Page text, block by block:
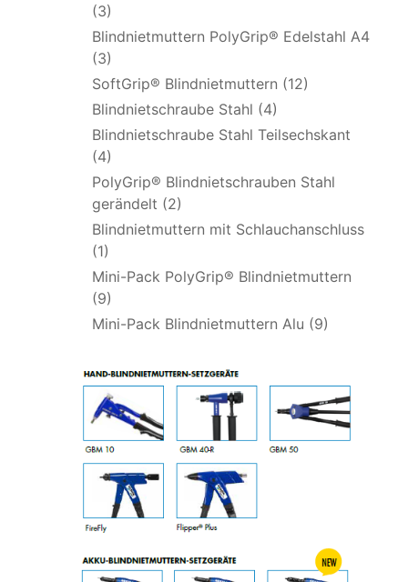
(3)
Blindnietmuttern PolyGrip® Edelstahl A4
(3)
SoftGrip® Blindnietmuttern (12)
Blindnietschraube Stahl (4)
Blindnietschraube Stahl Teilsechskant
(4)
PolyGrip® Blindnietschrauben Stahl
gerändelt (2)
Blindnietmuttern mit Schlauchanschluss
(1)
Mini-Pack PolyGrip® Blindnietmuttern
(9)
Mini-Pack Blindnietmuttern Alu (9)